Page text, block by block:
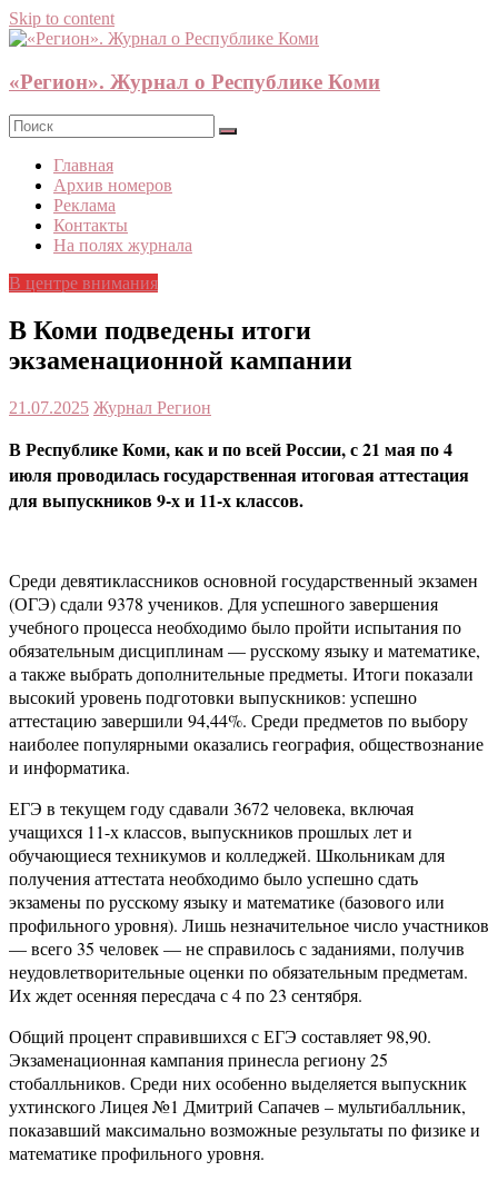
Skip to content
«Регион». Журнал о Республике Коми
Главная
Архив номеров
Реклама
Контакты
На полях журнала
В центре внимания
В Коми подведены итоги
экзаменационной кампании
21.07.2025 Журнал Регион
В Республике Коми, как и по всей России, с 21 мая по 4
июля проводилась государственная итоговая аттестация
для выпускников 9-х и 11-х классов.
Среди девятиклассников основной государственный экзамен
(ОГЭ) сдали 9378 учеников. Для успешного завершения
учебного процесса необходимо было пройти испытания по
обязательным дисциплинам — русскому языку и математике,
а также выбрать дополнительные предметы. Итоги показали
высокий уровень подготовки выпускников: успешно
аттестацию завершили 94,44%. Среди предметов по выбору
наиболее популярными оказались география, обществознание
и информатика.
ЕГЭ в текущем году сдавали 3672 человека, включая
учащихся 11-х классов, выпускников прошлых лет и
обучающиеся техникумов и колледжей. Школьникам для
получения аттестата необходимо было успешно сдать
экзамены по русскому языку и математике (базового или
профильного уровня). Лишь незначительное число участников
— всего 35 человек — не справилось с заданиями, получив
неудовлетворительные оценки по обязательным предметам.
Их ждет осенняя пересдача с 4 по 23 сентября.
Общий процент справившихся с ЕГЭ составляет 98,90.
Экзаменационная кампания принесла региону 25
стобалльников. Среди них особенно выделяется выпускник
ухтинского Лицея №1 Дмитрий Сапачев – мультибалльник,
показавший максимально возможные результаты по физике и
математике профильного уровня.